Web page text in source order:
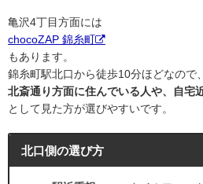
亀沢4丁目方面には
chocoZAP 錦糸町
もあります。
錦糸町駅北口から徒歩10分ほどなので
北斎通り方面に住んでいる人や、自宅
として見た方が選びやすいです。
北口側の選び方